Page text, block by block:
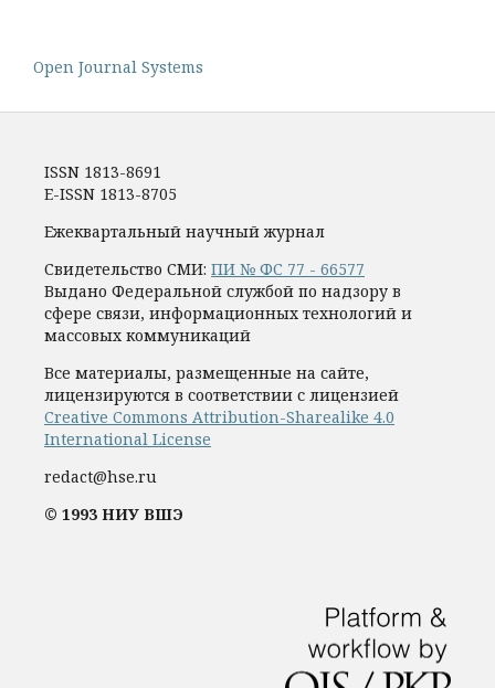
Open Journal Systems
ISSN 1813-8691
E-ISSN 1813-8705
Ежеквартальный научный журнал
Свидетельство СМИ: ПИ № ФС 77 - 66577
Выдано Федеральной службой по надзору в
сфере связи, информационных технологий и
массовых коммуникаций
Все материалы, размещенные на сайте,
лицензируются в соответствии с лицензией
Creative Commons Attribution-Sharealike 4.0
International License
redact@hse.ru
© 1993 НИУ ВШЭ